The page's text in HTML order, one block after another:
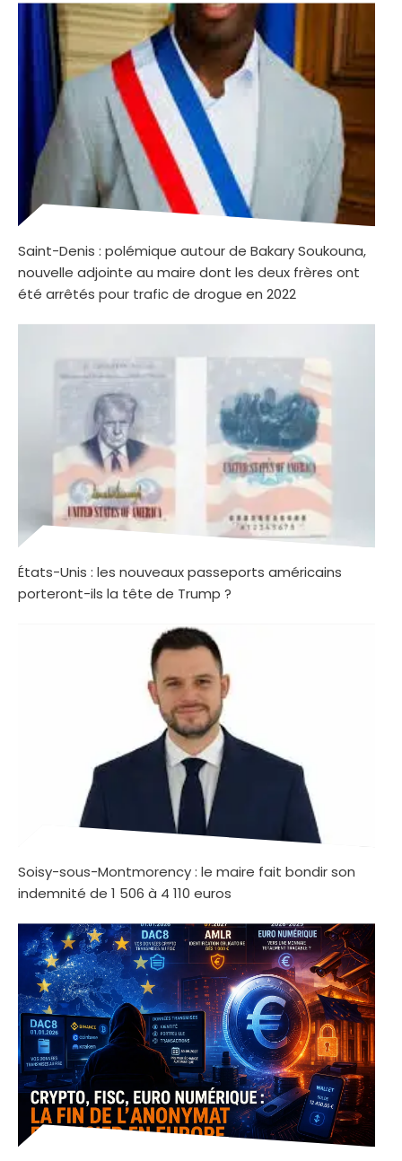
Saint-Denis : polémique autour de Bakary Soukouna,
nouvelle adjointe au maire dont les deux frères ont
été arrêtés pour trafic de drogue en 2022
États-Unis : les nouveaux passeports américains
porteront-ils la tête de Trump ?
Soisy-sous-Montmorency : le maire fait bondir son
indemnité de 1 506 à 4 110 euros